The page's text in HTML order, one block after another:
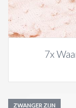
7x
ZWANGER ZIJN